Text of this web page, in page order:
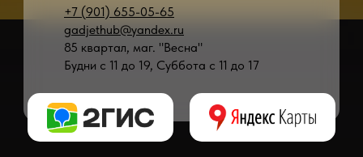
+7 (901) 655-05-65
gadjethub@yandex.ru
85 квартал, маг. "Весна"
Будни с 11 до 19, Суббота с 11 до 17
* - время ремонта может меняться в зависимости от модели устройства и